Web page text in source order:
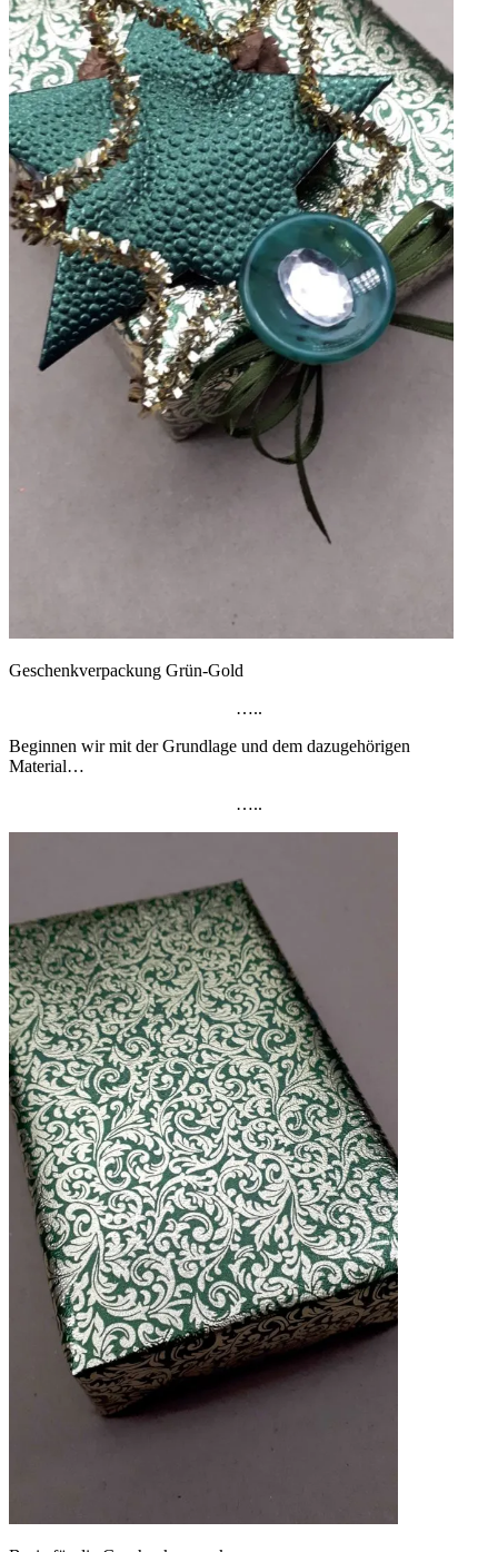
Geschenkverpackung Grün-Gold
…..
Beginnen wir mit der Grundlage und dem dazugehörigen
Material…
…..